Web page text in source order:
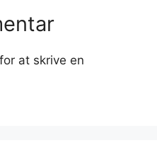
for at skrive en